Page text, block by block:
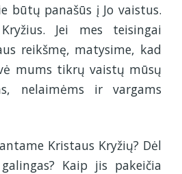
būtų panašūs į Jo vaistus.
Jei mes teisingai
reikšmę, matysime, kad
mums tikrų vaistų mūsų
nelaimėms ir vargams
Kristaus Kryžių? Dėl
Kaip jis pakeičia